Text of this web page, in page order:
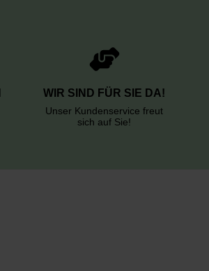
WIR SIND FÜR SIE DA!
Unser Kundenservice freut
sich auf Sie!